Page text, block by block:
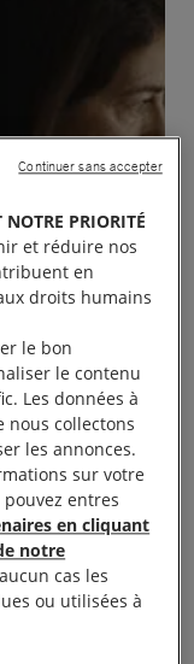
organise
Denfert
film «Une
Syrie
NOTRE PRIORITÉ
et réduire nos
en
droits humains
le bon
le contenu
Les données à
nous collectons
les annonces.
sur votre
entres
en cliquant
notre
cas les
ou utilisées à
Continuer sans accepter